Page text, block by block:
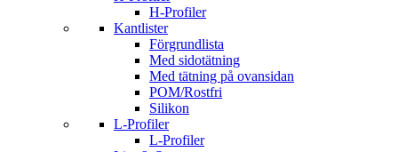
H-Profiler
Kantlister
Förgrundlista
Med sidotätning
Med tätning på ovansidan
POM/Rostfri
Silikon
L-Profiler
L-Profiler